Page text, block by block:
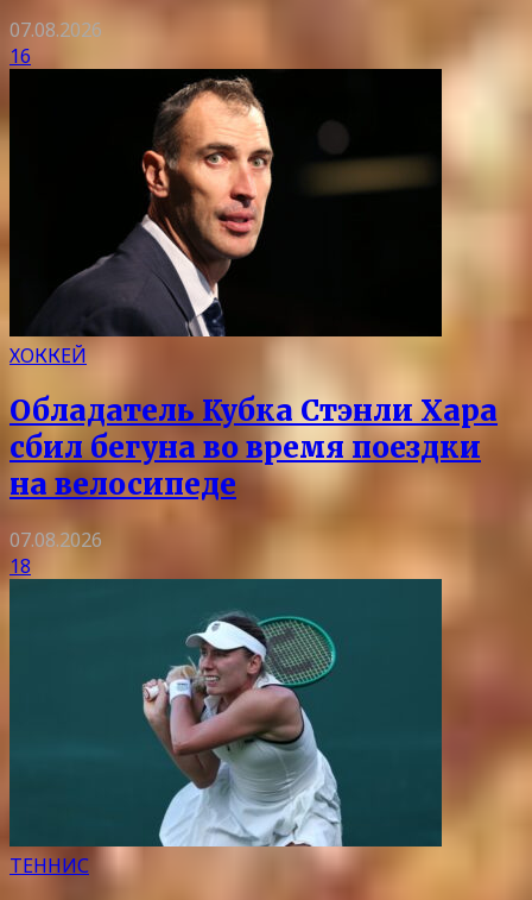
07.08.2026
16
ХОККЕЙ
Обладатель Кубка Стэнли Хара
сбил бегуна во время поездки
на велосипеде
07.08.2026
18
ТЕННИС